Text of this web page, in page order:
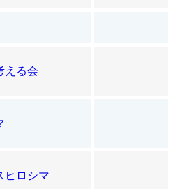
える会
ヒロシマ